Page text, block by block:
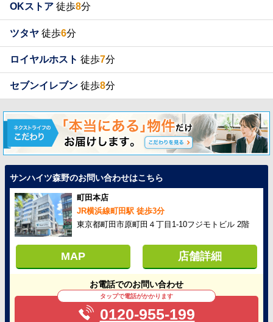
OKストア 徒歩8分
ツタヤ 徒歩6分
ロイヤルホスト 徒歩7分
セブンイレブン 徒歩8分
サンハイツ森野のお問い合わせはこちら
町田本店
JR横浜線町田駅 徒歩3分
東京都町田市原町田４丁目1-10フジモトビル 2階
MAP 店舗詳細
お電話でのお問い合わせ
タップで電話がかかります
0120-955-199